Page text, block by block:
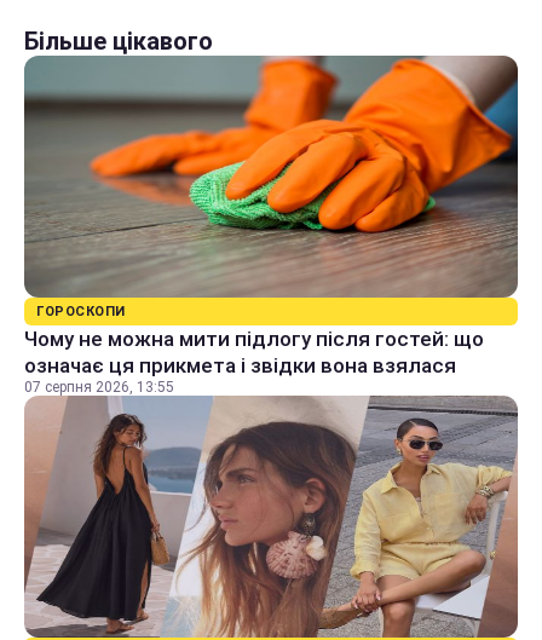
Більше цікавого
ГОРОСКОПИ
Чому не можна мити підлогу після гостей: що
означає ця прикмета і звідки вона взялася
07 серпня 2026, 13:55